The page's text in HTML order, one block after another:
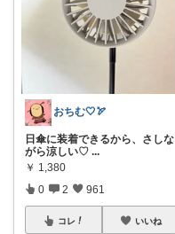
おちむ🤍🏹
日傘に装着できるから、さしな
がら涼しい♡ ...
￥ 1,380
0 2 961
コレ いいね